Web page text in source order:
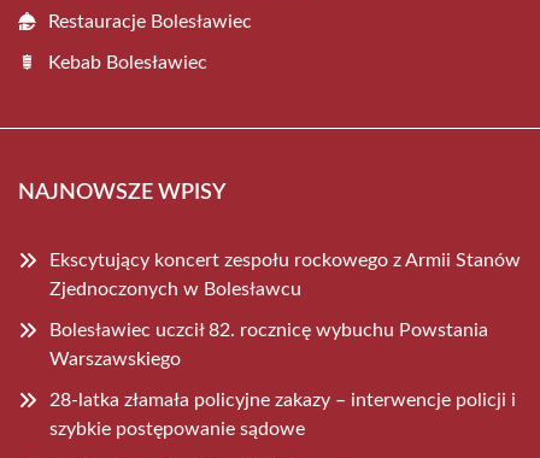
Restauracje Bolesławiec
Kebab Bolesławiec
NAJNOWSZE WPISY
Ekscytujący koncert zespołu rockowego z Armii Stanów
Zjednoczonych w Bolesławcu
Bolesławiec uczcił 82. rocznicę wybuchu Powstania
Warszawskiego
28-latka złamała policyjne zakazy – interwencje policji i
szybkie postępowanie sądowe